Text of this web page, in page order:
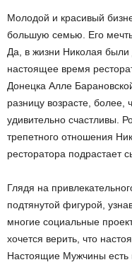
Молодой и красивый
большую семью. Его
Да, в жизни Николая
настоящее время
Донецка Алле
разницу возрасте, более,
удивительно счастливы.
трепетного отношения
ресторатора подрастает
Глядя на
подтянутой фигурой,
многие социальные
хочется верить, что
Настоящие Мужчины есть